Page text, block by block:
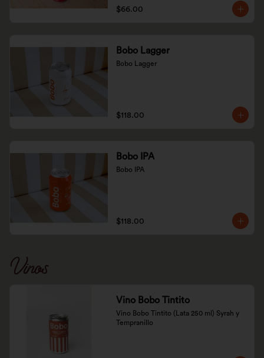
$66.00
Bobo Lagger
Bobo Lagger
$118.00
Bobo IPA
Bobo IPA
$118.00
Vinos
Vino Bobo Tintito
Vino Bobo Tintito (Lata 250 ml) Syrah y
Tempranillo